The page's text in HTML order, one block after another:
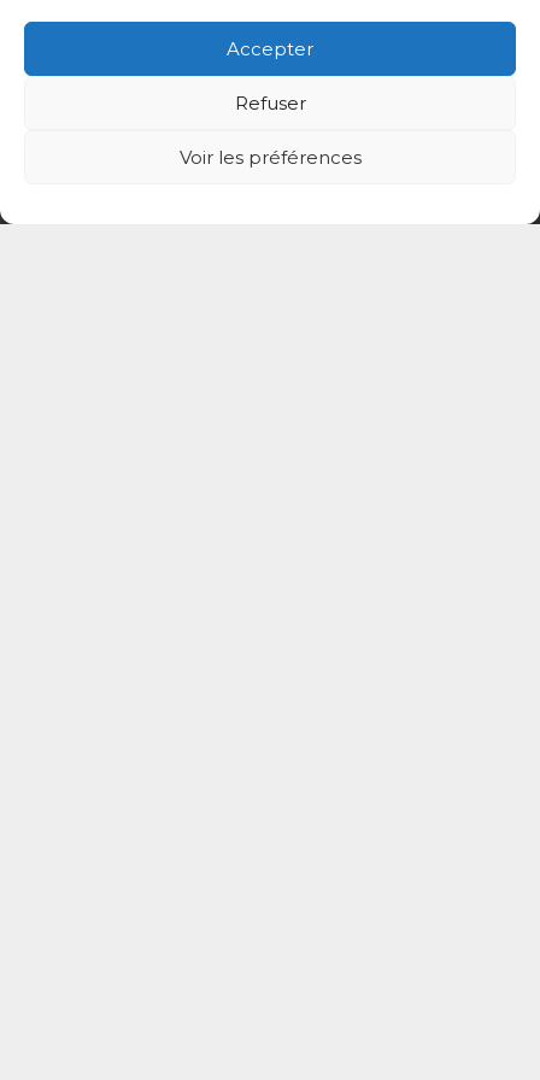
Accepter
Refuser
Voir les préférences
+33 6 27 84 93 26